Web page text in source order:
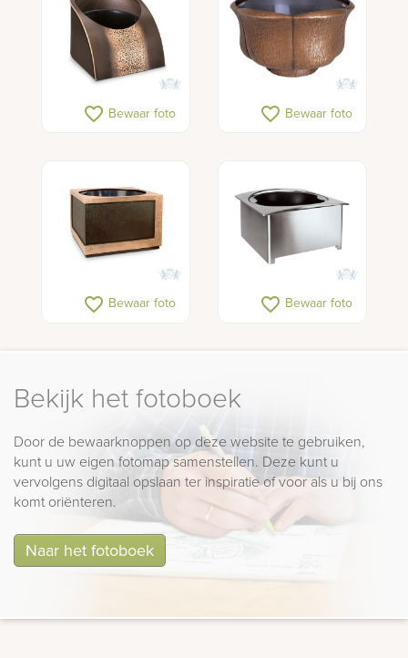
favorite_border Bewaar foto favorite_border Bewaar foto
favorite_border Bewaar foto favorite_border Bewaar foto
Bekijk het fotoboek
Door de bewaarknoppen op deze website te gebruiken,
kunt u uw eigen fotomap samenstellen. Deze kunt u
vervolgens digitaal opslaan ter inspiratie of voor als u bij ons
komt oriënteren.
Naar het fotoboek